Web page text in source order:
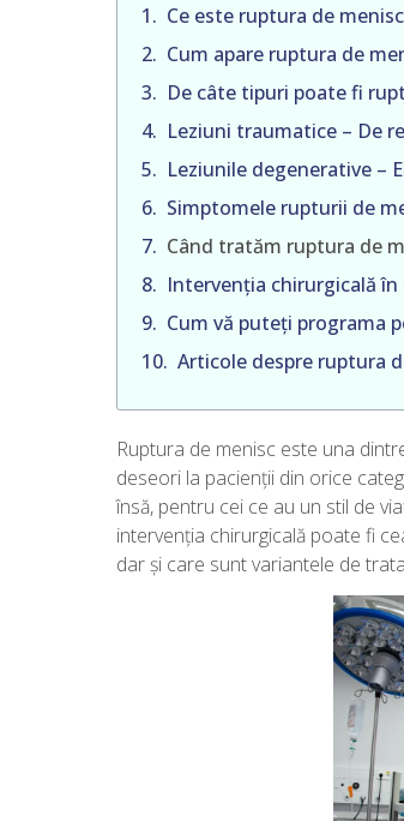
Ce este ruptura de
Cum apare ruptura de
De câte tipuri poate fi
Simptomele rupturii de
Când tratăm ruptura de
Intervenția chirurgicală
Articole despre ruptura
Ruptura de menisc este una
deseori la pacienții din orice
însă, pentru cei ce au un stil de
intervenția chirurgicală poate fi
dar și care sunt variantele de